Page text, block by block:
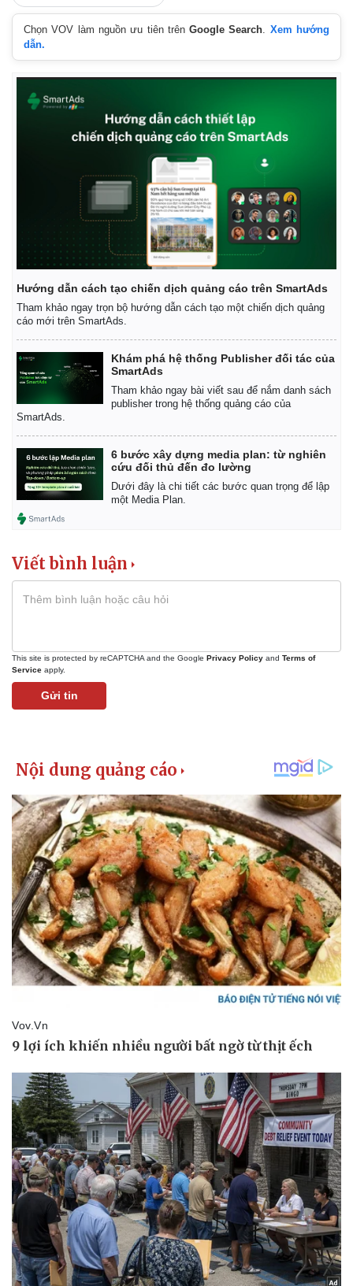
Kinh tế
Bất động sản
Khởi nghiệp
Thị trường
Pháp luật
Vụ án
Tin nóng
Quân sự - Quốc phòng
Vũ khí
Việt Nam
Chọn VOV làm nguồn ưu tiên trênGoogle Search. Xem hướng
dẫn.
Hướng dẫn cách tạo chiến dịch quảng cáo trên SmartAds
Tham khảo ngay trọn bộ hướng dẫn cách tạo một chiến dịch quảng
cáo mới trên SmartAds.
Khám phá hệ thống Publisher đối tác của
SmartAds
Tham khảo ngay bài viết sau để nắm danh sách
publisher trong hệ thống quảng cáo của
SmartAds.
6 bước xây dựng media plan: từ nghiên
cứu đối thủ đến đo lường
Dưới đây là chi tiết các bước quan trọng để lập
một Media Plan.
Viết bình luận
This site is protected by reCAPTCHA and the Google Privacy Policy and Terms of
Service apply.
Gửi tin